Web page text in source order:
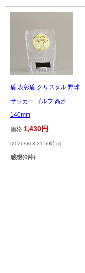
盾 表彰盾 クリスタル 野球
サッカー ゴルフ 高さ
140mm
価格:1,430円
(2020/6/18 21:59時点)
感想(0件)